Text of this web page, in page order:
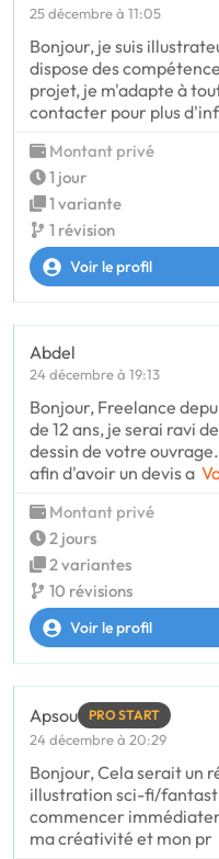
25 décembre à 11:05
Bonjour, je suis
dispose des
projet, je m'adapte à
contacter pour plus
Montant privé
1 jour
1 variante
1 révision
Voir le profil
Abdel
24 décembre à 19:13
Bonjour, Freelance
de 12 ans, je serai ravi
dessin de votre
afin d'avoir un devis a
Montant privé
2 jours
2 variantes
10 révisions
Voir le profil
Apsou PRO START
24 décembre à 20:29
Bonjour, Cela serait un
illustration sci-fi/
commencer
ma créativité et mon pr